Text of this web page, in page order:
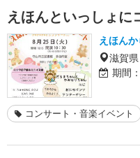
えほんといっしょ
えほん
滋賀
期間：
コンサート・音楽イベント